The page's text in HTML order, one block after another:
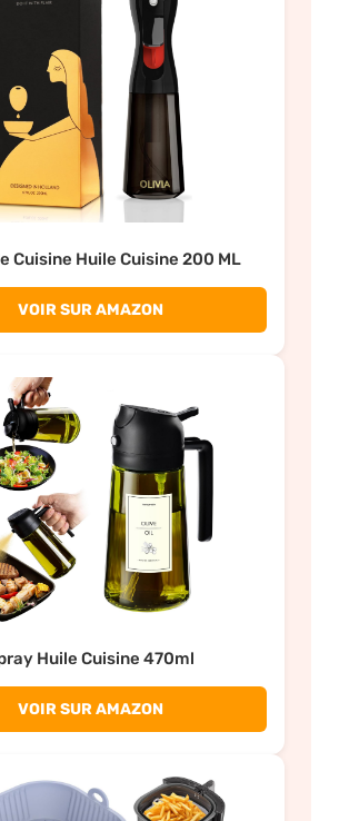
Cuisine Huile Cuisine 200 ML
VOIR SUR AMAZON
Huile Cuisine 470ml
VOIR SUR AMAZON